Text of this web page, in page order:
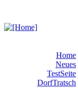
Home
Neues
TestSeite
DorfTratsch